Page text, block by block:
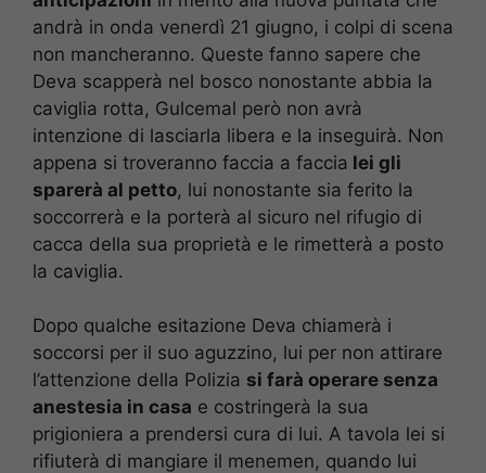
andrà in onda venerdì 21 giugno, i colpi di scena
non mancheranno. Queste fanno sapere che
Deva scapperà nel bosco nonostante abbia la
caviglia rotta, Gulcemal però non avrà
intenzione di lasciarla libera e la inseguirà. Non
appena si troveranno faccia a faccia lei gli
sparerà al petto, lui nonostante sia ferito la
soccorrerà e la porterà al sicuro nel rifugio di
cacca della sua proprietà e le rimetterà a posto
la caviglia.
Dopo qualche esitazione Deva chiamerà i
soccorsi per il suo aguzzino, lui per non attirare
l’attenzione della Polizia si farà operare senza
anestesia in casa e costringerà la sua
prigioniera a prendersi cura di lui. A tavola lei si
rifiuterà di mangiare il menemen, quando lui